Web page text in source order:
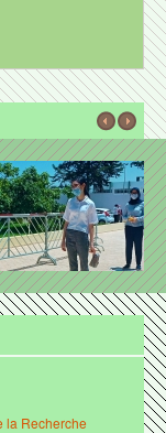
la Recherche